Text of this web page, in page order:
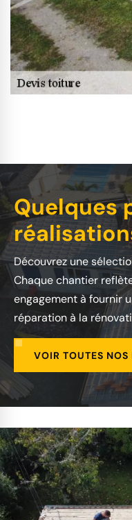
Quelques
Découvrez une
Chaque chantier
engagement à fournir
réparation à la
VOIR TOUTES